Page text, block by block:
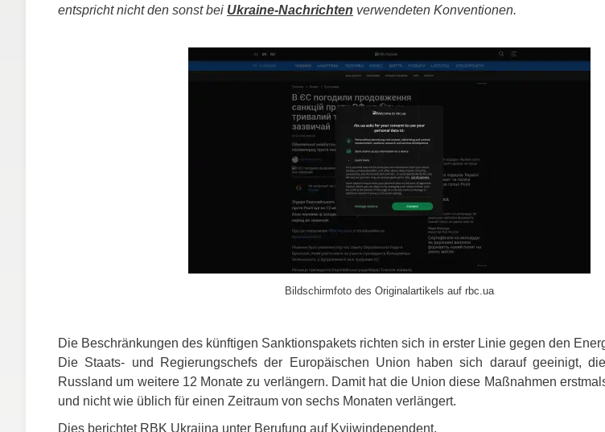
entspricht nicht den sonst bei Ukraine-Nachrichten verwendeten Konventionen.
Bildschirmfoto des Originalartikels auf rbc.ua
Die Beschränkungen des künftigen Sanktionspakets richten sich in erster Linie gegen den
Die Staats- und Regierungschefs der Europäischen Union haben sich darauf geeinigt,
Russland um weitere 12 Monate zu verlängern. Damit hat die Union diese Maßnahmen
und nicht wie üblich für einen Zeitraum von sechs Monaten verlängert.
Dies berichtet RBK Ukrajina unter Berufung auf Kyjiwindependent.